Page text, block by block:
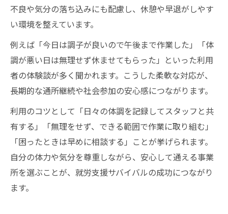
不良や気分の落ち込みにも配慮し、休憩や早退がしやす
い環境を整えています。
例えば「今日は調子が良いので午後まで作業した」「体
調が悪い日は無理せず休ませてもらった」といった利用
者の体験談が多く聞かれます。こうした柔軟な対応が、
長期的な通所継続や社会参加の安心感につながります。
利用のコツとして「日々の体調を記録してスタッフと共
有する」「無理をせず、できる範囲で作業に取り組む」
「困ったときは早めに相談する」ことが挙げられます。
自分の体力や気分を尊重しながら、安心して通える事業
所を選ぶことが、就労支援サバイバルの成功につながり
ます。